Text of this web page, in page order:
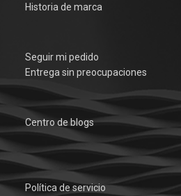
Historia de marca
Seguir mi pedido
Entrega sin preocupaciones
Centro de blogs
Política de servicio